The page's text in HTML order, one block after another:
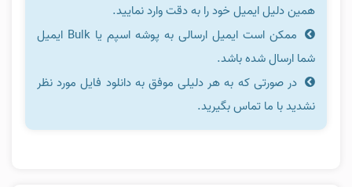
همین دلیل ایمیل خود را به دقت وارد نمایید.
ممکن است ایمیل ارسالی به پوشه اسپم یا Bulk ایمیل
شما ارسال شده باشد.
در صورتی که به هر دلیلی موفق به دانلود فایل مورد نظر
نشدید با ما تماس بگیرید.